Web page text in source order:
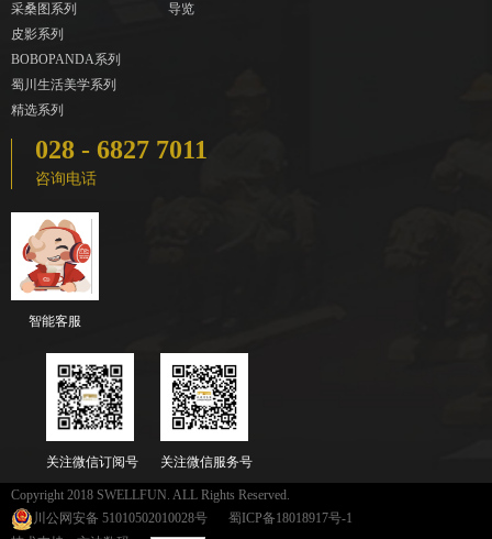
采桑图系列
皮影系列
BOBOPANDA系列
蜀川生活美学系列
精选系列
导览
028 - 6827 7011
咨询电话
智能客服
关注微信服务号
关注微信订阅号
Copyright 2018 SWELLFUN. ALL Rights Reserved.
川公网安备 51010502010028号
蜀ICP备18018917号-1